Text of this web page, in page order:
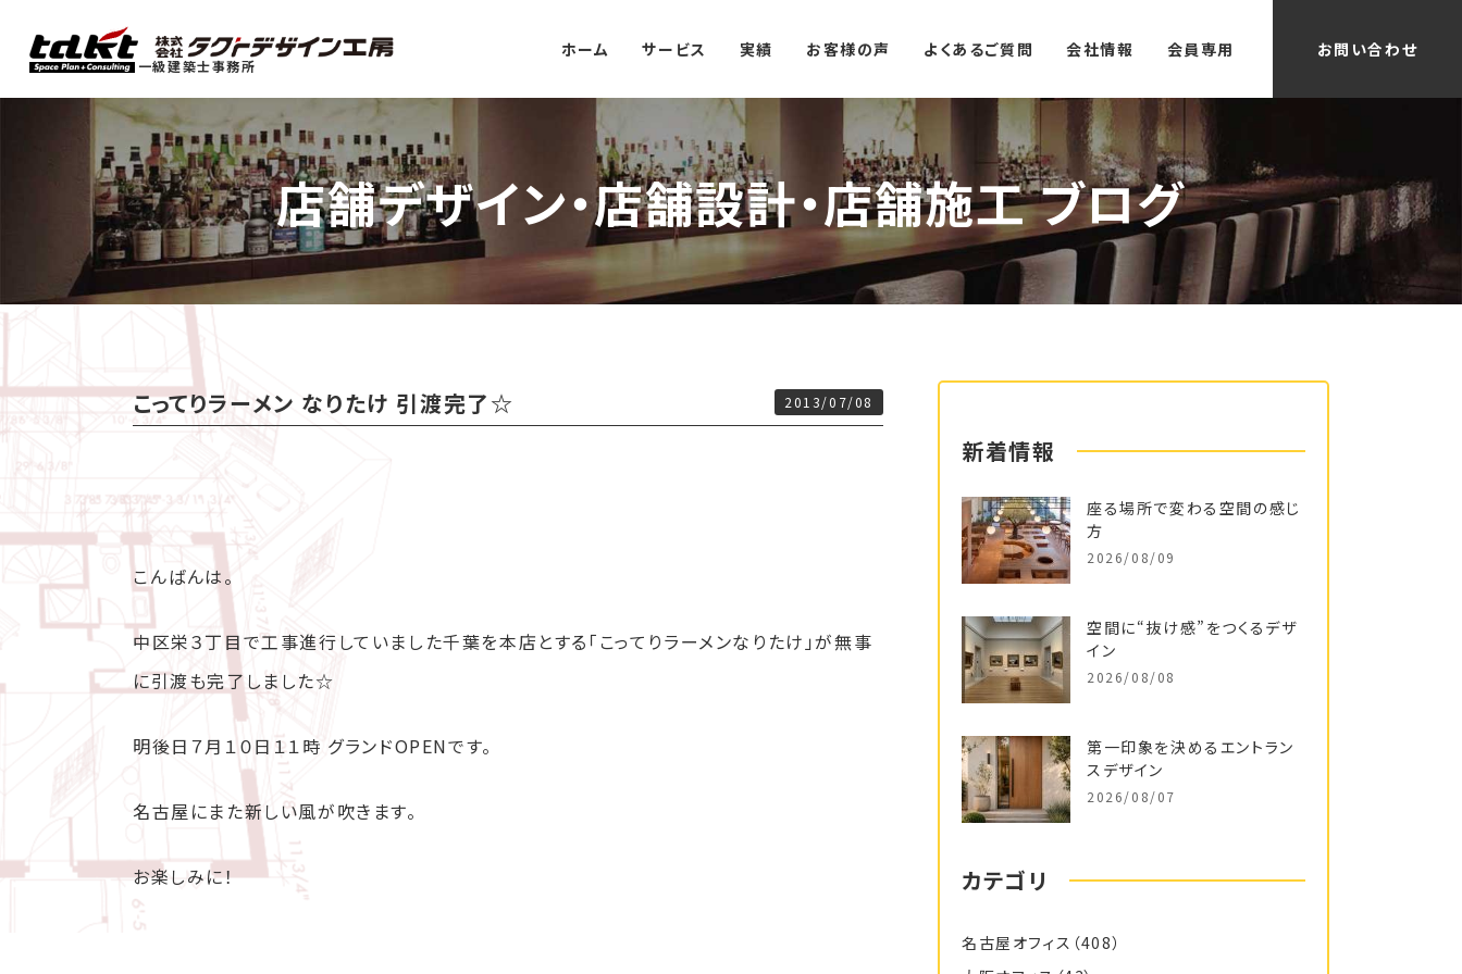
一級建築士事務所
ホーム サービス 実績 お客様の声 よくあるご質問 会社情報 会員専用 お問い合わせ
店舗デザイン・店舗設計・店舗施工 ブログ
こってりラーメン なりたけ 引渡完了☆ 2013/07/08
こんばんは。
中区栄３丁目で工事進行していました千葉を本店とする「こってりラーメンなりたけ」が無事
に引渡も完了しました☆
明後日７月１０日１１時 グランドOPENです。
名古屋にまた新しい風が吹きます。
お楽しみに！
新着情報
座る場所で変わる空間の感じ
方
2026/08/09
空間に“抜け感”をつくるデザ
イン
2026/08/08
第一印象を決めるエントラン
スデザイン
2026/08/07
カテゴリ
名古屋オフィス （408）